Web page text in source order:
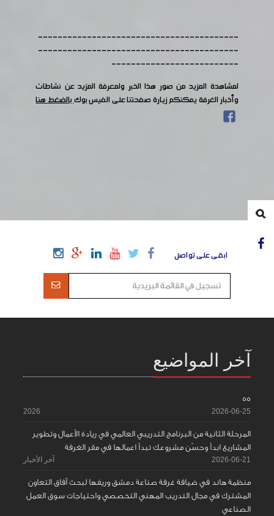
-----------------------------------------
-----------------------------------------
--------------------------
لمشاهدة المزيد من صور هذا الخبر ولمعرفة المزيد عن نشاطات
وأخبار الغرفة يمكنكم زيارة صفحتنا على الفيس بوكبالضغط هنا
ابقى على تواصل
آخر المواضيع
55
2026-06-25
2026
المرحلة الثانية من البرنامج التدريبي العالمي في ريادة الأعمال وتطوير
المشاريع ابدأ وحسّن مشروعك تبدأ اعمالها في مقر الغرفة
2026-06-21 آخر الأخبار
منظمة هاند في ضيافة غرفة صناعة دمشق وريفها لبحث آفاق التعاون
المشترك في مجال التدريب المهني التخصصي واحتياجات سوق العمل
الصناعي